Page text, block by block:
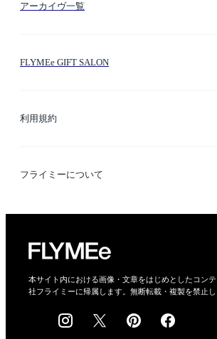
アーカイヴ一覧
FLYMEe GIFT SALON
利用規約
利用規約
フライミーについて
会社概要
採用情報
本サイト内における画像・文章をはじめとしたコン
社フライミーに帰属します。無断転載・複製を禁止し